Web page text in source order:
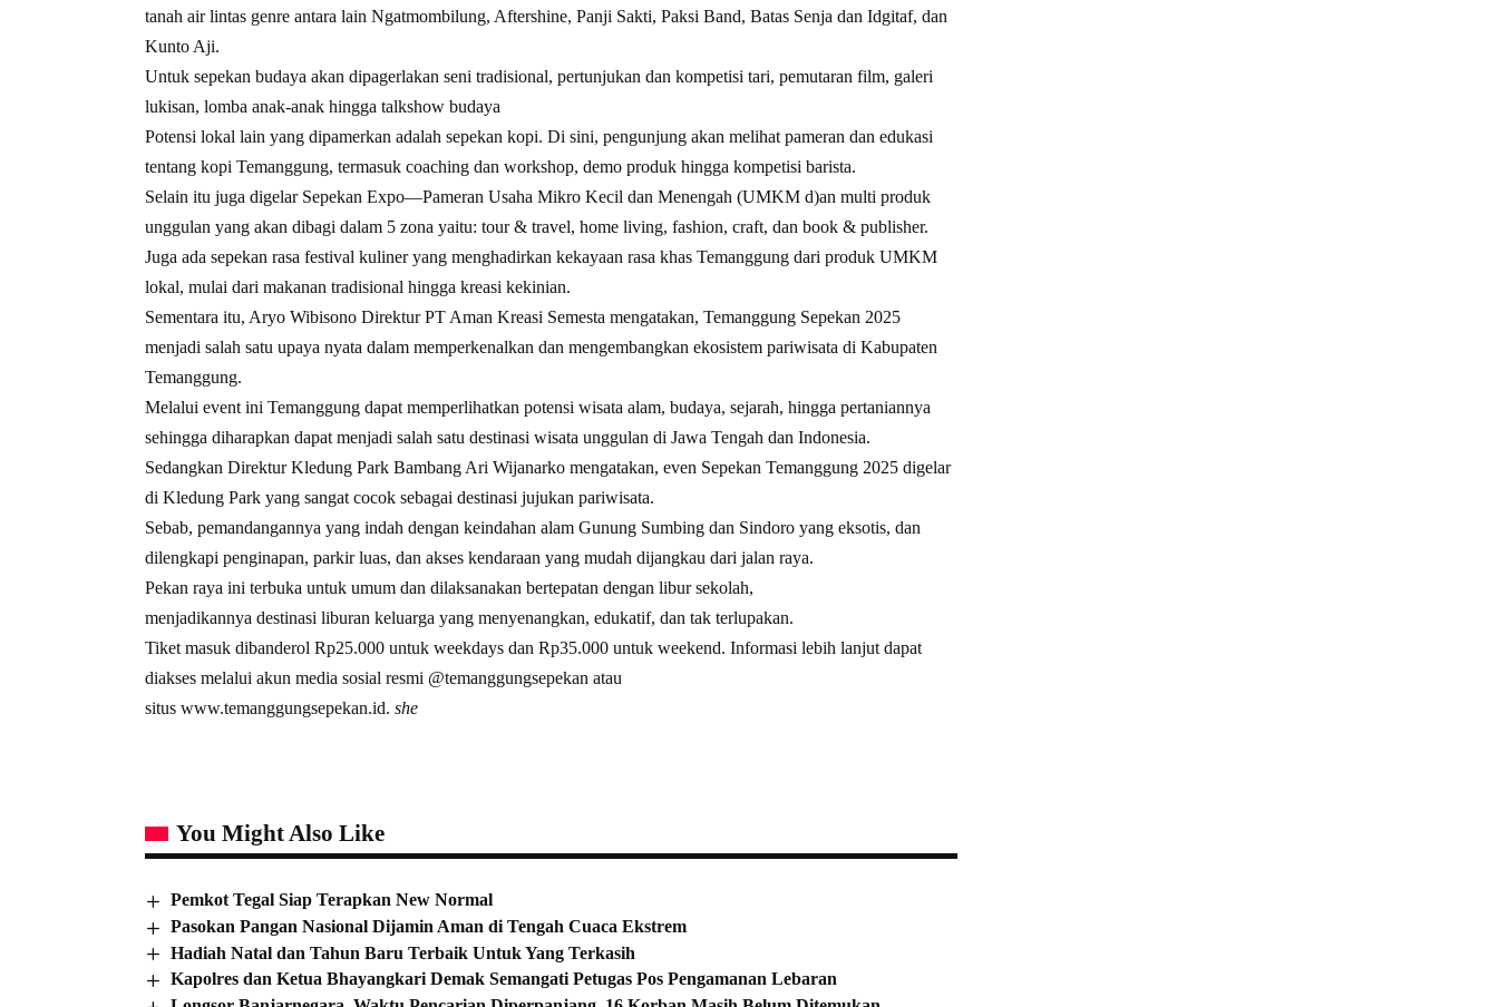
tanah air lintas genre antara lain Ngatmombilung, Aftershine, Panji Sakti, Paksi Band, Batas Senja dan Idgitaf, dan
Kunto Aji.
Untuk sepekan budaya akan dipagerlakan seni tradisional, pertunjukan dan kompetisi tari, pemutaran film, galeri
lukisan, lomba anak-anak hingga talkshow budaya
Potensi lokal lain yang dipamerkan adalah sepekan kopi. Di sini, pengunjung akan melihat pameran dan edukasi
tentang kopi Temanggung, termasuk coaching dan workshop, demo produk hingga kompetisi barista.
Selain itu juga digelar Sepekan Expo—Pameran Usaha Mikro Kecil dan Menengah (UMKM d)an multi produk
unggulan yang akan dibagi dalam 5 zona yaitu: tour & travel, home living, fashion, craft, dan book & publisher.
Juga ada sepekan rasa festival kuliner yang menghadirkan kekayaan rasa khas Temanggung dari produk UMKM
lokal, mulai dari makanan tradisional hingga kreasi kekinian.
Sementara itu, Aryo Wibisono Direktur PT Aman Kreasi Semesta mengatakan, Temanggung Sepekan 2025
menjadi salah satu upaya nyata dalam memperkenalkan dan mengembangkan ekosistem pariwisata di Kabupaten
Temanggung.
Melalui event ini Temanggung dapat memperlihatkan potensi wisata alam, budaya, sejarah, hingga pertaniannya
sehingga diharapkan dapat menjadi salah satu destinasi wisata unggulan di Jawa Tengah dan Indonesia.
Sedangkan Direktur Kledung Park ⁠Bambang Ari Wijanarko mengatakan, even Sepekan Temanggung 2025 digelar
di Kledung Park yang sangat cocok sebagai destinasi jujukan pariwisata.
Sebab, pemandangannya yang indah dengan keindahan alam Gunung Sumbing dan Sindoro yang eksotis, dan
dilengkapi penginapan, parkir luas, dan akses kendaraan yang mudah dijangkau dari jalan raya.
Pekan raya ini terbuka untuk umum dan dilaksanakan bertepatan dengan libur sekolah,
menjadikannya destinasi liburan keluarga yang menyenangkan, edukatif, dan tak terlupakan.
Tiket masuk dibanderol Rp25.000 untuk weekdays dan Rp35.000 untuk weekend. Informasi lebih lanjut dapat
diakses melalui akun media sosial resmi @temanggungsepekan atau
situs www.temanggungsepekan.id. she
You Might Also Like
Pemkot Tegal Siap Terapkan New Normal
Pasokan Pangan Nasional Dijamin Aman di Tengah Cuaca Ekstrem
Hadiah Natal dan Tahun Baru Terbaik Untuk Yang Terkasih
Kapolres dan Ketua Bhayangkari Demak Semangati Petugas Pos Pengamanan Lebaran